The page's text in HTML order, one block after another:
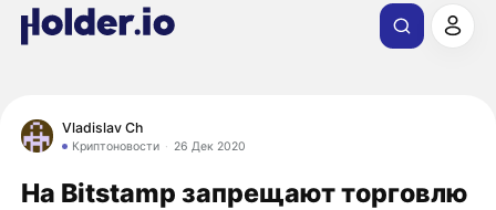
Vladislav Ch
Криптоновости 26 Дек 2020
На Bitstamp запрещают торговлю